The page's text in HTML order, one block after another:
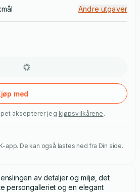
Andre utgaver
med
aksepterer jeg kjøpsvilkårene .
app. De kan også lastes ned fra Din side.
av detaljer og miljø, det
persongalleriet og en elegant